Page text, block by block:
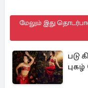
மேலும் இது
படு